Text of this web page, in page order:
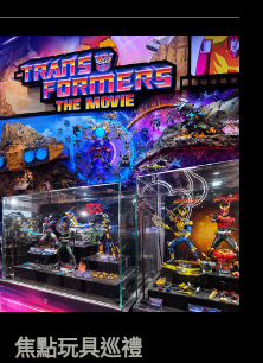
焦點玩具巡禮